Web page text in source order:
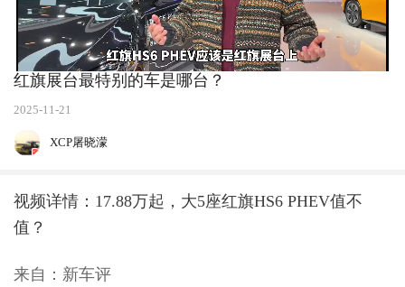
红旗展台最特别的车是哪台？
2025-11-21
XCP屠晓濛
视频详情：17.88万起，大5座红旗HS6 PHEV值不
值？
来自：新车评